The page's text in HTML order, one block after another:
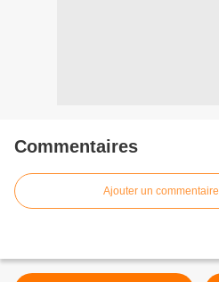
Commentaires
Ajouter un commentaire